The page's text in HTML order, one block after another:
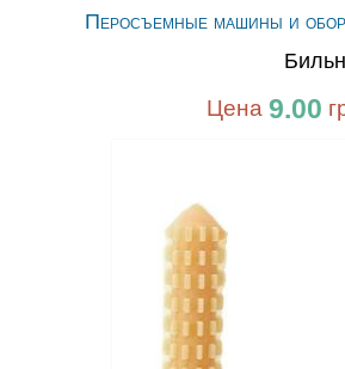
Перосъемные машины и
Цена9.00